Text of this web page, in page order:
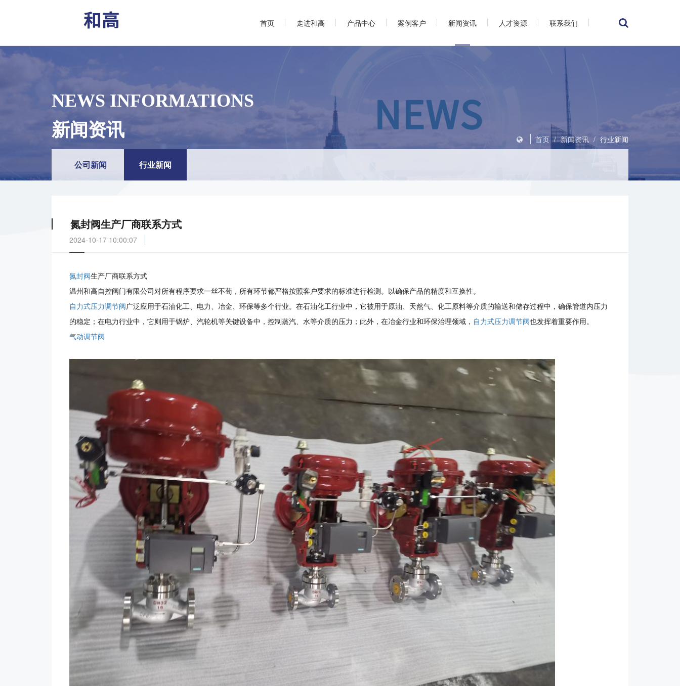
首页 走进和高 产品中心 案例客户 新闻资讯 人才资源 联系我们
NEWS INFORMATIONS
新闻资讯 首页 / 新闻资讯 / 行业新闻
公司新闻 行业新闻
氮封阀生产厂商联系方式
2024-10-17 10:00:07
氮封阀生产厂商联系方式
温州和高自控阀门有限公司对所有程序要求一丝不苟，所有环节都严格按照客户要求的标准进行检测。以确保产品的精度和互换性。
自力式压力调节阀广泛应用于石油化工、电力、冶金、环保等多个行业。在石油化工行业中，它被用于原油、天然气、化工原料等介质的输送和储存过程中，确保管道内压力
的稳定；在电力行业中，它则用于锅炉、汽轮机等关键设备中，控制蒸汽、水等介质的压力；此外，在冶金行业和环保治理领域， 自力式压力调节阀也发挥着重要作用。
气动调节阀